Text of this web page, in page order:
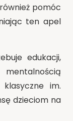
pomóc
ten apel
edukacji,
klasyczne im.
dzieciom na